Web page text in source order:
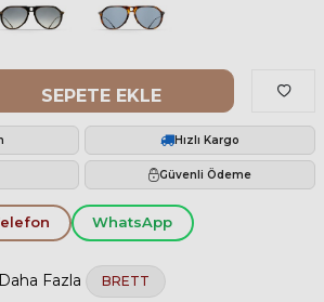
SEPETE EKLE
Hızlı Kargo
Güvenli Ödeme
WhatsApp
Daha Fazla BRETT